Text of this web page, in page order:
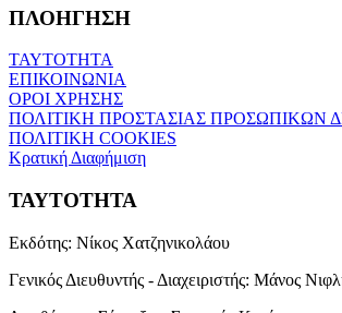
ΠΛΟΗΓΗΣΗ
ΤΑΥΤΟΤΗΤΑ
ΕΠΙΚΟΙΝΩΝΙΑ
ΟΡΟΙ ΧΡΗΣΗΣ
ΠΟΛΙΤΙΚΗ ΠΡΟΣΤΑΣΙΑΣ ΠΡΟΣΩΠΙΚΩΝ
ΠΟΛΙΤΙΚΗ COOKIES
Κρατική Διαφήμιση
ΤΑΥΤΟΤΗΤΑ
Εκδότης: Νίκος Χατζηνικολάου
Γενικός Διευθυντής - Διαχειριστής: Μάνος